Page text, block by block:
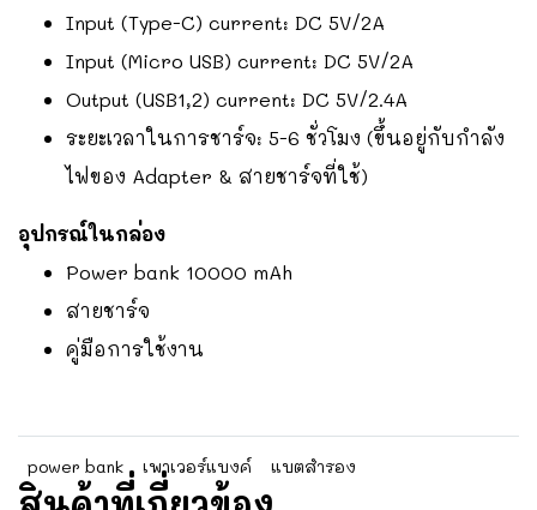
Input (Type-C) current: DC 5V/2A
Input (Micro USB) current: DC 5V/2A
Output (USB1,2) current: DC 5V/2.4A
ระยะเวลาในการชาร์จ: 5-6 ชั่วโมง (ขึ้นอยู่กับกำลัง
ไฟของ Adapter & สายชาร์จที่ใช้)
อุปกรณ์ในกล่อง
Power bank 10000 mAh
สายชาร์จ
คู่มือการใช้งาน
power bank เพาเวอร์แบงค์ แบตสำรอง